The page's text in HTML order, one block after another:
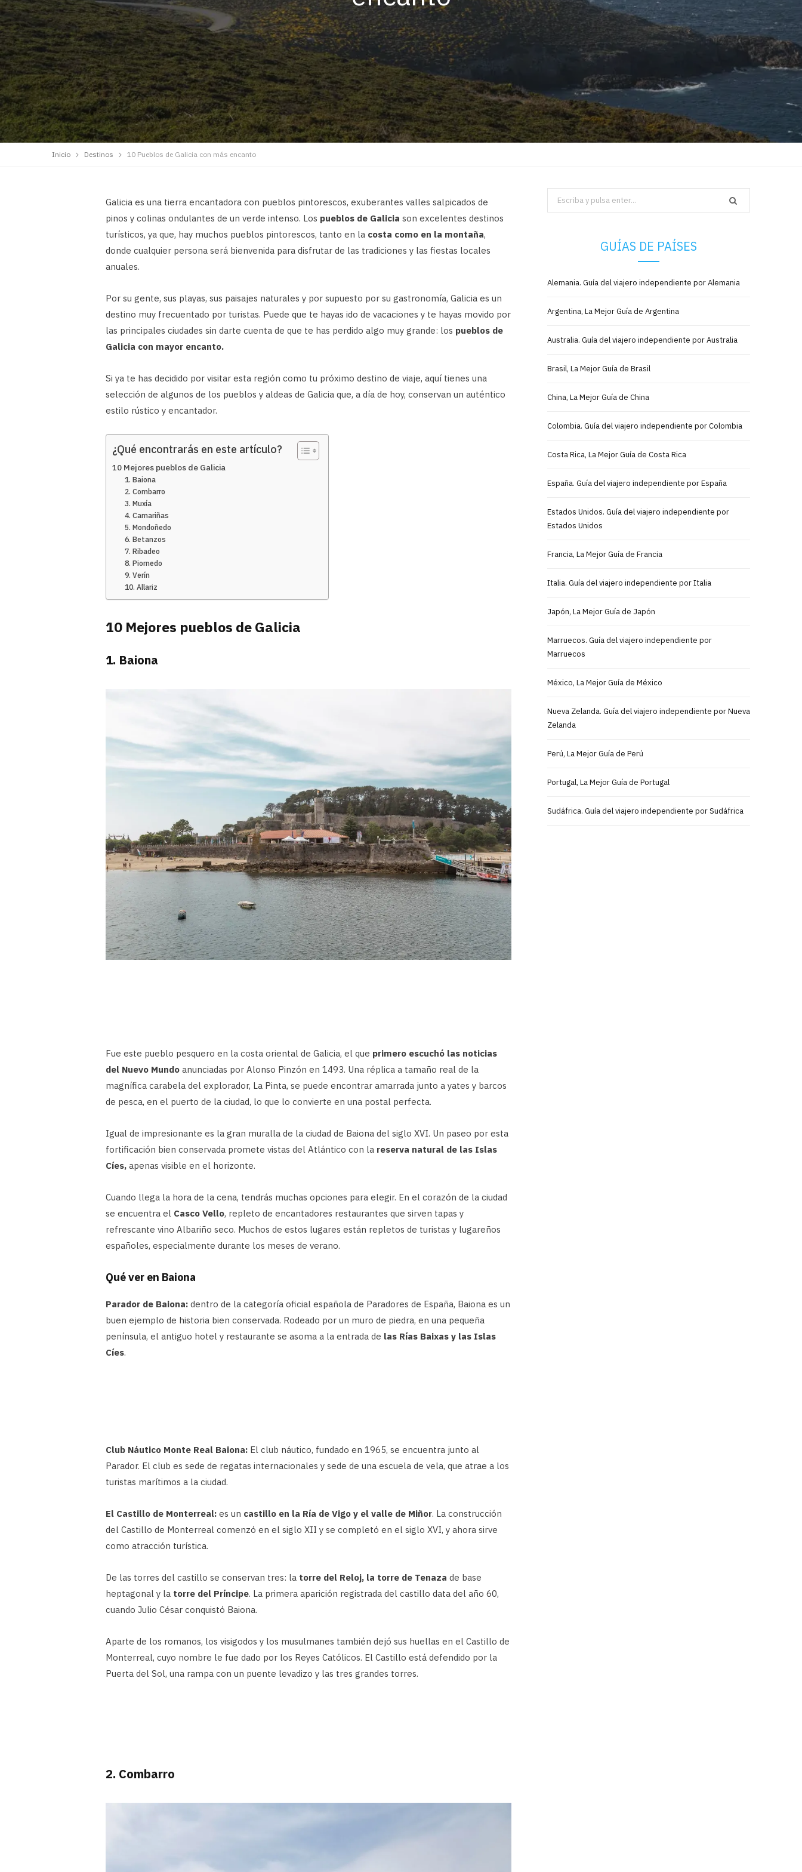
Inicio Destinos 10 Pueblos de Galicia con más encanto
Galicia es una tierra encantadora con pueblos pintorescos, exuberantes valles salpicados de
pinos y colinas ondulantes de un verde intenso. Los pueblos de Galicia son excelentes destinos
turísticos, ya que, hay muchos pueblos pintorescos, tanto en la costa como en la montaña,
donde cualquier persona será bienvenida para disfrutar de las tradiciones y las fiestas locales
anuales.
Por su gente, sus playas, sus paisajes naturales y por supuesto por su gastronomía, Galicia es un
destino muy frecuentado por turistas. Puede que te hayas ido de vacaciones y te hayas movido por
las principales ciudades sin darte cuenta de que te has perdido algo muy grande: los pueblos de
Galicia con mayor encanto.
Si ya te has decidido por visitar esta región como tu próximo destino de viaje, aquí tienes una
selección de algunos de los pueblos y aldeas de Galicia que, a día de hoy, conservan un auténtico
estilo rústico y encantador.
¿Qué encontrarás en este artículo?
10 Mejores pueblos de Galicia
1. Baiona
2. Combarro
3. Muxía
4. Camariñas
5. Mondoñedo
6. Betanzos
7. Ribadeo
8. Piornedo
9. Verín
10. Allariz
10 Mejores pueblos de Galicia
1. Baiona
Fue este pueblo pesquero en la costa oriental de Galicia, el que primero escuchó las noticias
del Nuevo Mundo anunciadas por Alonso Pinzón en 1493. Una réplica a tamaño real de la
magnífica carabela del explorador, La Pinta, se puede encontrar amarrada junto a yates y barcos
de pesca, en el puerto de la ciudad, lo que lo convierte en una postal perfecta.
Igual de impresionante es la gran muralla de la ciudad de Baiona del siglo XVI. Un paseo por esta
fortificación bien conservada promete vistas del Atlántico con la reserva natural de las Islas
Cíes, apenas visible en el horizonte.
Cuando llega la hora de la cena, tendrás muchas opciones para elegir. En el corazón de la ciudad
se encuentra el Casco Vello, repleto de encantadores restaurantes que sirven tapas y
refrescante vino Albariño seco. Muchos de estos lugares están repletos de turistas y lugareños
españoles, especialmente durante los meses de verano.
Qué ver en Baiona
Parador de Baiona: dentro de la categoría oficial española de Paradores de España, Baiona es un
buen ejemplo de historia bien conservada. Rodeado por un muro de piedra, en una pequeña
península, el antiguo hotel y restaurante se asoma a la entrada de las Rías Baixas y las Islas
Cíes.
Club Náutico Monte Real Baiona: El club náutico, fundado en 1965, se encuentra junto al
Parador. El club es sede de regatas internacionales y sede de una escuela de vela, que atrae a los
turistas marítimos a la ciudad.
El Castillo de Monterreal: es un castillo en la Ría de Vigo y el valle de Miñor. La construcción
del Castillo de Monterreal comenzó en el siglo XII y se completó en el siglo XVI, y ahora sirve
como atracción turística.
De las torres del castillo se conservan tres: la torre del Reloj, la torre de Tenaza de base
heptagonal y la torre del Príncipe. La primera aparición registrada del castillo data del año 60,
cuando Julio César conquistó Baiona.
Aparte de los romanos, los visigodos y los musulmanes también dejó sus huellas en el Castillo de
Monterreal, cuyo nombre le fue dado por los Reyes Católicos. El Castillo está defendido por la
Puerta del Sol, una rampa con un puente levadizo y las tres grandes torres.
2. Combarro
Search
for:
GUÍAS DE PAÍSES
Alemania. Guía del viajero independiente por Alemania
Argentina, La Mejor Guía de Argentina
Australia. Guía del viajero independiente por Australia
Brasil, La Mejor Guía de Brasil
China, La Mejor Guía de China
Colombia. Guía del viajero independiente por Colombia
Costa Rica, La Mejor Guía de Costa Rica
España. Guía del viajero independiente por España
Estados Unidos. Guía del viajero independiente por
Estados Unidos
Francia, La Mejor Guía de Francia
Italia. Guía del viajero independiente por Italia
Japón, La Mejor Guía de Japón
Marruecos. Guía del viajero independiente por
Marruecos
México, La Mejor Guía de México
Nueva Zelanda. Guía del viajero independiente por Nueva
Zelanda
Perú, La Mejor Guía de Perú
Portugal, La Mejor Guía de Portugal
Sudáfrica. Guía del viajero independiente por Sudáfrica